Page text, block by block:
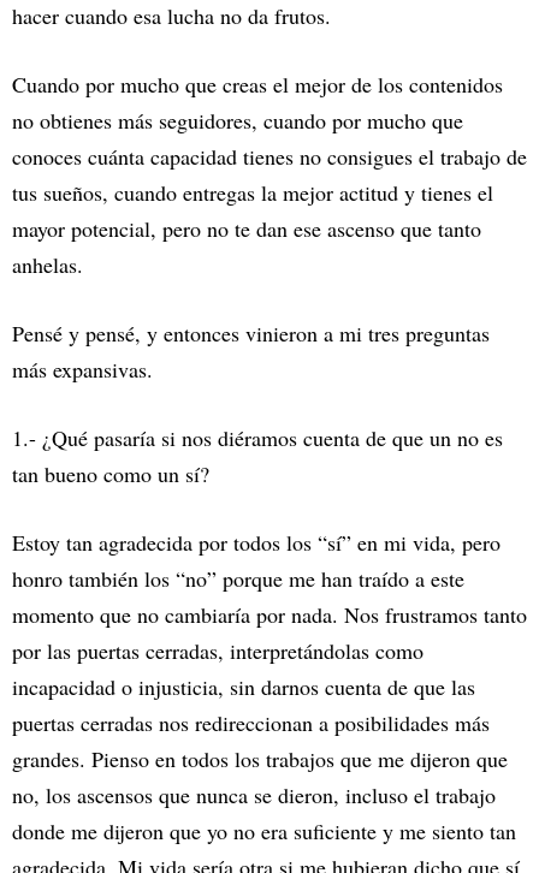
hacer cuando esa lucha no da frutos.
Cuando por mucho que creas el mejor de los contenidos
no obtienes más seguidores, cuando por mucho que
conoces cuánta capacidad tienes no consigues el trabajo de
tus sueños, cuando entregas la mejor actitud y tienes el
mayor potencial, pero no te dan ese ascenso que tanto
anhelas.
Pensé y pensé, y entonces vinieron a mi tres preguntas
más expansivas.
1.- ¿Qué pasaría si nos diéramos cuenta de que un no es
tan bueno como un sí?
Estoy tan agradecida por todos los “sí” en mi vida, pero
honro también los “no” porque me han traído a este
momento que no cambiaría por nada. Nos frustramos tanto
por las puertas cerradas, interpretándolas como
incapacidad o injusticia, sin darnos cuenta de que las
puertas cerradas nos redireccionan a posibilidades más
grandes. Pienso en todos los trabajos que me dijeron que
no, los ascensos que nunca se dieron, incluso el trabajo
donde me dijeron que yo no era suficiente y me siento tan
agradecida. Mi vida sería otra si me hubieran dicho que sí.